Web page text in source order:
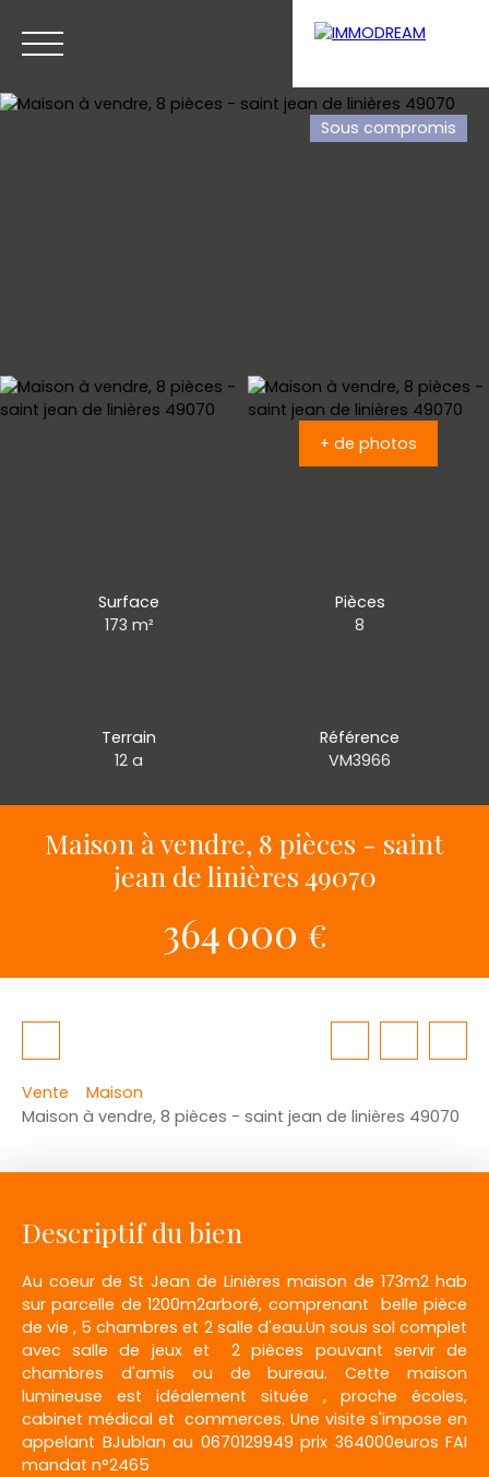
Sous compromis
+ de photos
Surface
173 m²
Pièces
8
Terrain
12 a
Référence
VM3966
Maison à vendre, 8 pièces - saint
jean de linières 49070
364 000 €
Vente
Maison
Maison à vendre, 8 pièces - saint jean de linières 49070
Descriptif du bien
Au coeur de St Jean de Linières maison de 173m2 hab
sur parcelle de 1200m2arboré, comprenant belle pièce
de vie , 5 chambres et 2 salle d'eau.Un sous sol complet
avec salle de jeux et 2 pièces pouvant servir de
chambres d'amis ou de bureau. Cette maison
lumineuse est idéalement située , proche écoles,
cabinet médical et commerces. Une visite s'impose en
appelant BJublan au 0670129949 prix 364000euros FAI
mandat n°2465